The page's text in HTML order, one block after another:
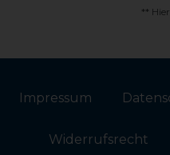
**
Impressum
Widerrufs­recht